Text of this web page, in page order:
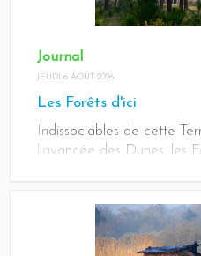
Journal
JEUDI 6 AOÛT 2026
Les Forêts d'ici
Indissociables de cette
l'avancée des Dunes, les
Sangliers, Cerfs et autres
qui vivent ici ne sauraient
Forêts sont indispensables